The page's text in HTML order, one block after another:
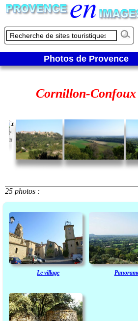
Photos de Provence
Cornillon-Confoux
25 photos :
Le village